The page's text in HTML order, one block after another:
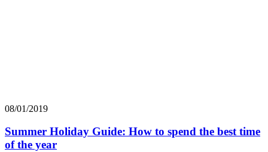
08/01/2019
Summer Holiday Guide: How to spend the best time
of the year